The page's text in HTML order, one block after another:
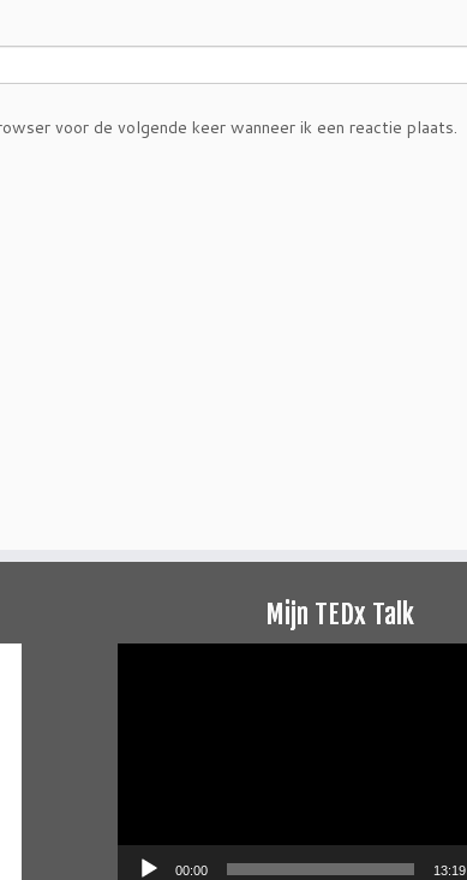
voor de volgende keer wanneer ik een reactie plaats.
Mijn TEDx Talk
00:00 13:19